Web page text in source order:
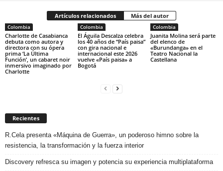
Artículos relacionados Más del autor
Colombia
Charlotte de Casabianca
debuta como autora y
directora con su ópera
prima ‘La Última
Función’, un cabaret noir
inmersivo imaginado por
Charlotte
Colombia
El Águila Descalza celebra
los 40 años de “País paisa”
con gira nacional e
internacional este 2026
vuelve «País paisa» a
Bogotá
Colombia
Juanita Molina será parte
del elenco de
«Burundanga» en el
Teatro Nacional la
Castellana
Recientes
R.Cela presenta «Máquina de Guerra», un poderoso himno sobre la
resistencia, la transformación y la fuerza interior
Discovery refresca su imagen y potencia su experiencia multiplataforma